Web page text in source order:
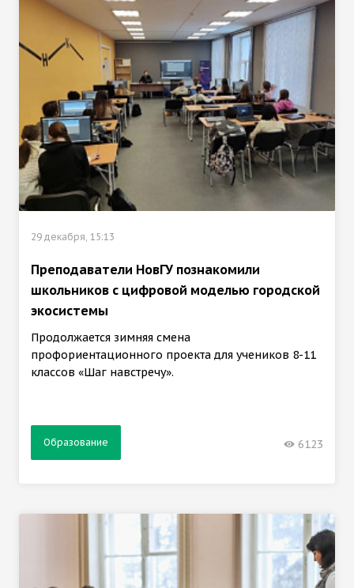
29 декабря, 15:13
Преподаватели НовГУ познакомили
школьников с цифровой моделью городской
экосистемы
Продолжается зимняя смена
профориентационного проекта для учеников 8-11
классов «Шаг навстречу».
Образование 6123